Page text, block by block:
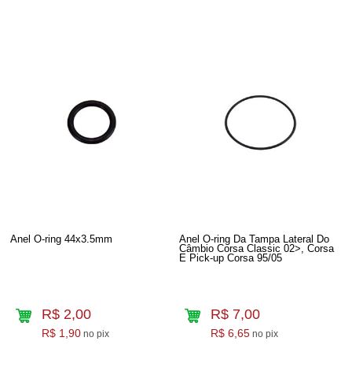
Anel O-ring 44x3.5mm
R$ 2,00
R$ 1,90 no pix
Anel O-ring Da Tampa Lateral Do
Câmbio Corsa Classic 02>, Corsa
E Pick-up Corsa 95/05
R$ 7,00
R$ 6,65 no pix